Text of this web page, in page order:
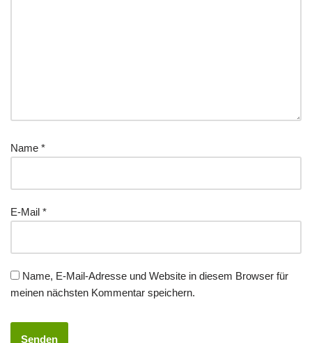
Name *
E-Mail *
Name, E-Mail-Adresse und Website in diesem Browser für
meinen nächsten Kommentar speichern.